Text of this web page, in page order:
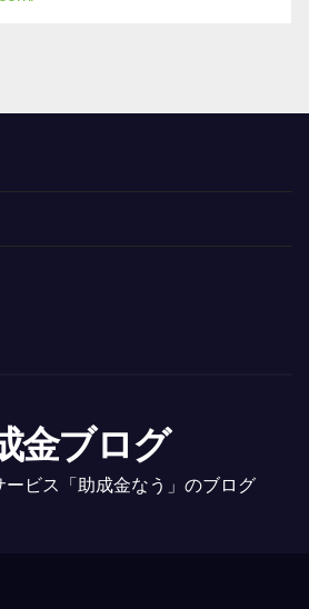
金ブログ
ービス「助成金なう」のブログ